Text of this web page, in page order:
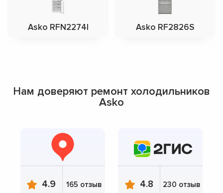
Asko RFN2274I Asko RF2826S
Нам доверяют ремонт холодильников
Asko
4.9 165 отзыв 4.8 230 отзыв